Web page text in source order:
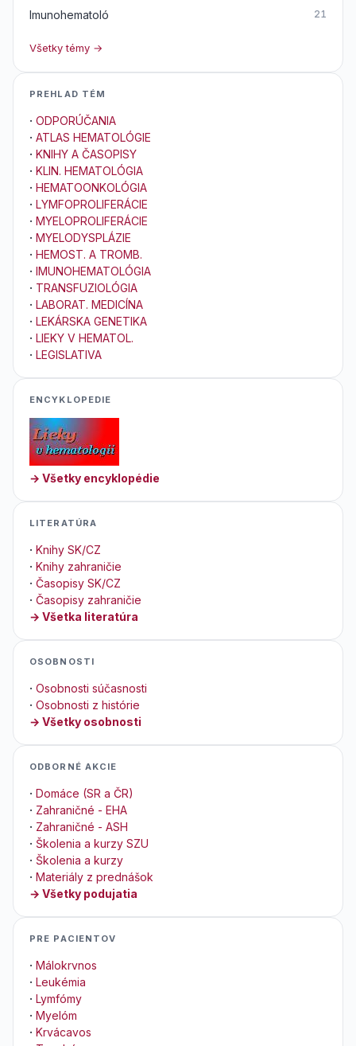
Imunohematoló 21
Všetky témy →
PREHLAD TÉM
· ODPORÚČANIA
· ATLAS HEMATOLÓGIE
· KNIHY A ČASOPISY
· KLIN. HEMATOLÓGIA
· HEMATOONKOLÓGIA
· LYMFOPROLIFERÁCIE
· MYELOPROLIFERÁCIE
· MYELODYSPLÁZIE
· HEMOST. A TROMB.
· IMUNOHEMATOLÓGIA
· TRANSFUZIOLÓGIA
· LABORAT. MEDICÍNA
· LEKÁRSKA GENETIKA
· LIEKY V HEMATOL.
· LEGISLATIVA
ENCYKLOPEDIE
→ Všetky encyklopédie
LITERATÚRA
· Knihy SK/CZ
· Knihy zahraničie
· Časopisy SK/CZ
· Časopisy zahraničie
→ Všetka literatúra
OSOBNOSTI
· Osobnosti súčasnosti
· Osobnosti z histórie
→ Všetky osobnosti
ODBORNÉ AKCIE
· Domáce (SR a ČR)
· Zahraničné - EHA
· Zahraničné - ASH
· Školenia a kurzy SZU
· Školenia a kurzy
· Materiály z prednášok
→ Všetky podujatia
PRE PACIENTOV
· Málokrvnos
· Leukémia
· Lymfómy
· Myelóm
· Krvácavos